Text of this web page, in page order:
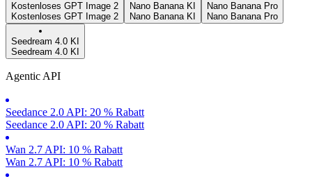
Kostenloses GPT Image 2
Kostenloses GPT Image 2
Nano Banana KI
Nano Banana KI
Nano Banana Pro
Nano Banana Pro
Seedream 4.0 KI
Seedream 4.0 KI
Agentic API
Seedance 2.0 API: 20 % Rabatt
Seedance 2.0 API: 20 % Rabatt
Wan 2.7 API: 10 % Rabatt
Wan 2.7 API: 10 % Rabatt